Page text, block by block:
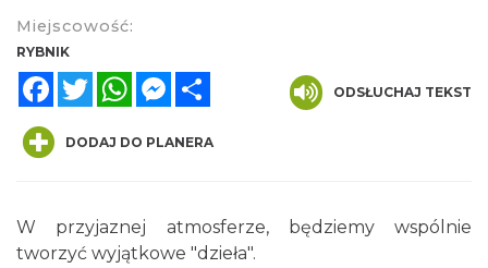
pierwsze kroki w świecie melodii
Rybnik
0.00 km
Miejscowość:
RYBNIK
FacebookTwitterWhatsAppMessenger
ODSŁUCHAJ TEKST
DODAJ DO PLANERA
W przyjaznej atmosferze, będziemy wspólnie
tworzyć wyjątkowe "dzieła".